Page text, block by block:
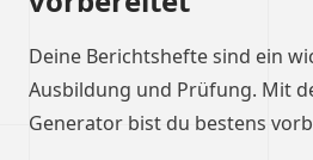
Deine Berichtshefte sind ein
Ausbildung und Prüfung. Mit
Generator bist du bestens